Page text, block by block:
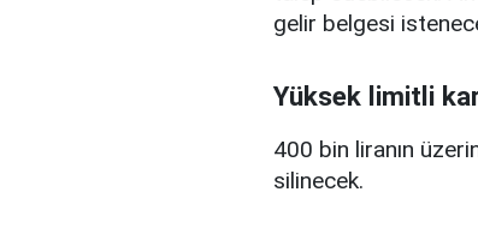
gelir belgesi
Yüksek limitli
400 bin liranın
silinecek.